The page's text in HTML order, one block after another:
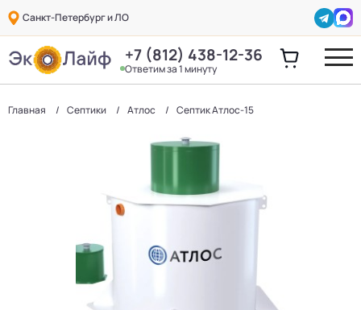
Санкт-Петербург и ЛО
+7 (812) 438-12-36
Ответим за 1 минуту
Главная Септики Атлос Септик Атлос-15